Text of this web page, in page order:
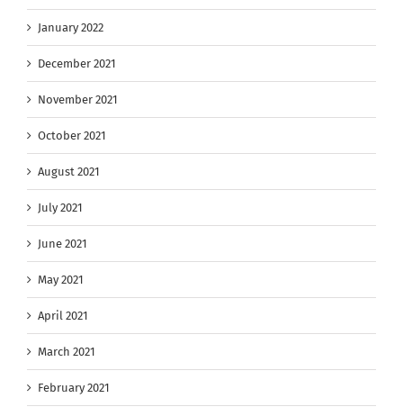
January 2022
December 2021
November 2021
October 2021
August 2021
July 2021
June 2021
May 2021
April 2021
March 2021
February 2021